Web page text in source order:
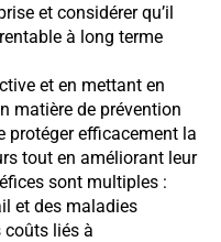
et considérer qu’il
à long terme
et en mettant en
matière de prévention
protéger efficacement la
tout en améliorant leur
sont multiples :
et des maladies
liés à